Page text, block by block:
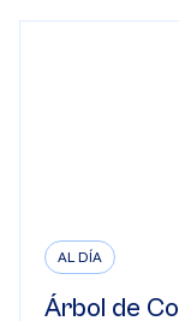
AL DÍA
Árbol de